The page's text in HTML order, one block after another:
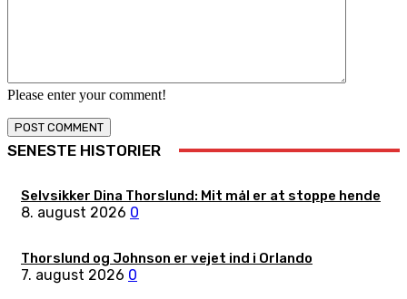
Please enter your comment!
SENESTE HISTORIER
Selvsikker Dina Thorslund: Mit mål er at stoppe hende
8. august 2026 0
Thorslund og Johnson er vejet ind i Orlando
7. august 2026 0